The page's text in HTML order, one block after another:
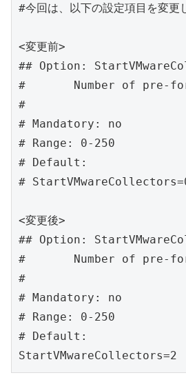
#今回は、以下の設定項目を変更
<変更前>
## Option:
#       Number of pre-
#
# Mandatory: no
# Range: 0-250
# Default:
#
<変更後>
## Option:
#       Number of pre-
#
# Mandatory: no
# Range: 0-250
# Default:
StartVMwareCollectors=2